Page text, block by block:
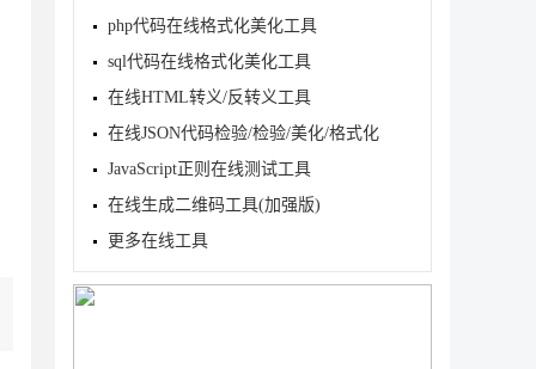
php代码在线格式化美化工具
sql代码在线格式化美化工具
在线HTML转义/反转义工具
在线JSON代码检验/检验/美化/格式化
JavaScript正则在线测试工具
在线生成二维码工具(加强版)
更多在线工具